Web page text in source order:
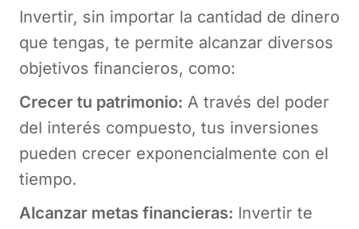
Invertir, sin importar la cantidad de dinero
que tengas, te permite alcanzar diversos
objetivos financieros, como:
Crecer tu patrimonio: A través del poder
del interés compuesto, tus inversiones
pueden crecer exponencialmente con el
tiempo.
Alcanzar metas financieras: Invertir te